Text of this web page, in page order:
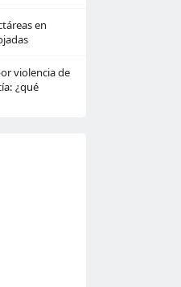
en
violencia de
¿qué